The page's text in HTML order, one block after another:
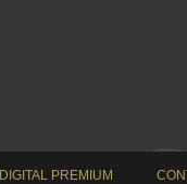
DIGITAL PREMIUM